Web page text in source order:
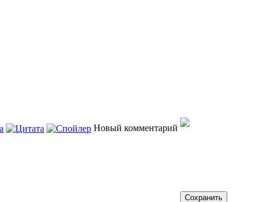
Новый комментарий